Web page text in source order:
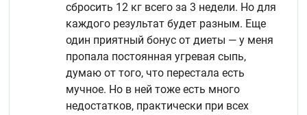
сбросить 12 кг всего за 3 недели. Но для
каждого результат будет разным. Еще
один приятный бонус от диеты — у меня
пропала постоянная угревая сыпь,
думаю от того, что перестала есть
мучное. Но в ней тоже есть много
недостатков, практически при всех